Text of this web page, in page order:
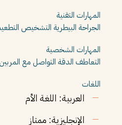
المهارات التقنية
الجراحة البيطرية التشخيص
المهارات الشخصية
التعاطف الدقة التواصل مع
اللغات
العربية: اللغة الأم
الإنجليزية: ممتاز